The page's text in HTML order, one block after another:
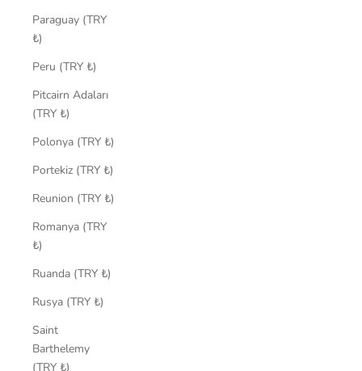
Paraguay (TRY
₺)
Peru (TRY ₺)
Pitcairn Adaları
(TRY ₺)
Polonya (TRY ₺)
Portekiz (TRY ₺)
Reunion (TRY ₺)
Romanya (TRY
₺)
Ruanda (TRY ₺)
Rusya (TRY ₺)
Saint
Barthelemy
(TRY ₺)